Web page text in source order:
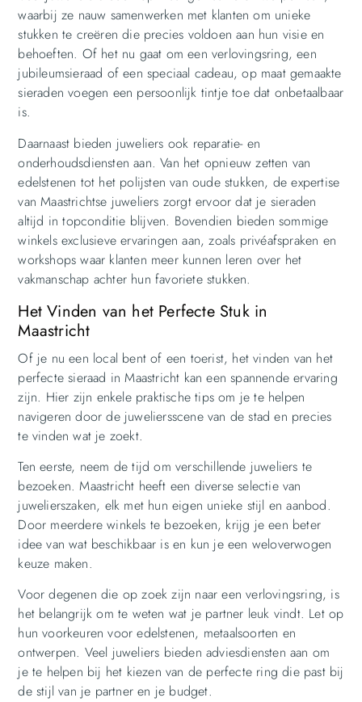
waarbij ze nauw samenwerken met klanten om unieke
stukken te creëren die precies voldoen aan hun visie en
behoeften. Of het nu gaat om een verlovingsring, een
jubileumsieraad of een speciaal cadeau, op maat gemaakte
sieraden voegen een persoonlijk tintje toe dat onbetaalbaar
is.
Daarnaast bieden juweliers ook reparatie- en
onderhoudsdiensten aan. Van het opnieuw zetten van
edelstenen tot het polijsten van oude stukken, de expertise
van Maastrichtse juweliers zorgt ervoor dat je sieraden
altijd in topconditie blijven. Bovendien bieden sommige
winkels exclusieve ervaringen aan, zoals privéafspraken en
workshops waar klanten meer kunnen leren over het
vakmanschap achter hun favoriete stukken.
Het Vinden van het Perfecte Stuk in
Maastricht
Of je nu een local bent of een toerist, het vinden van het
perfecte sieraad in Maastricht kan een spannende ervaring
zijn. Hier zijn enkele praktische tips om je te helpen
navigeren door de juweliersscene van de stad en precies
te vinden wat je zoekt.
Ten eerste, neem de tijd om verschillende juweliers te
bezoeken. Maastricht heeft een diverse selectie van
juwelierszaken, elk met hun eigen unieke stijl en aanbod.
Door meerdere winkels te bezoeken, krijg je een beter
idee van wat beschikbaar is en kun je een weloverwogen
keuze maken.
Voor degenen die op zoek zijn naar een verlovingsring, is
het belangrijk om te weten wat je partner leuk vindt. Let op
hun voorkeuren voor edelstenen, metaalsoorten en
ontwerpen. Veel juweliers bieden adviesdiensten aan om
je te helpen bij het kiezen van de perfecte ring die past bij
de stijl van je partner en je budget.